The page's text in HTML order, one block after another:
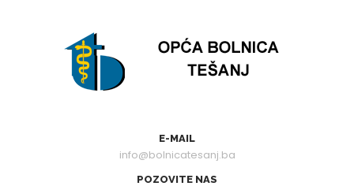
E-MAIL
info@bolnicatesanj.ba
POZOVITE NAS